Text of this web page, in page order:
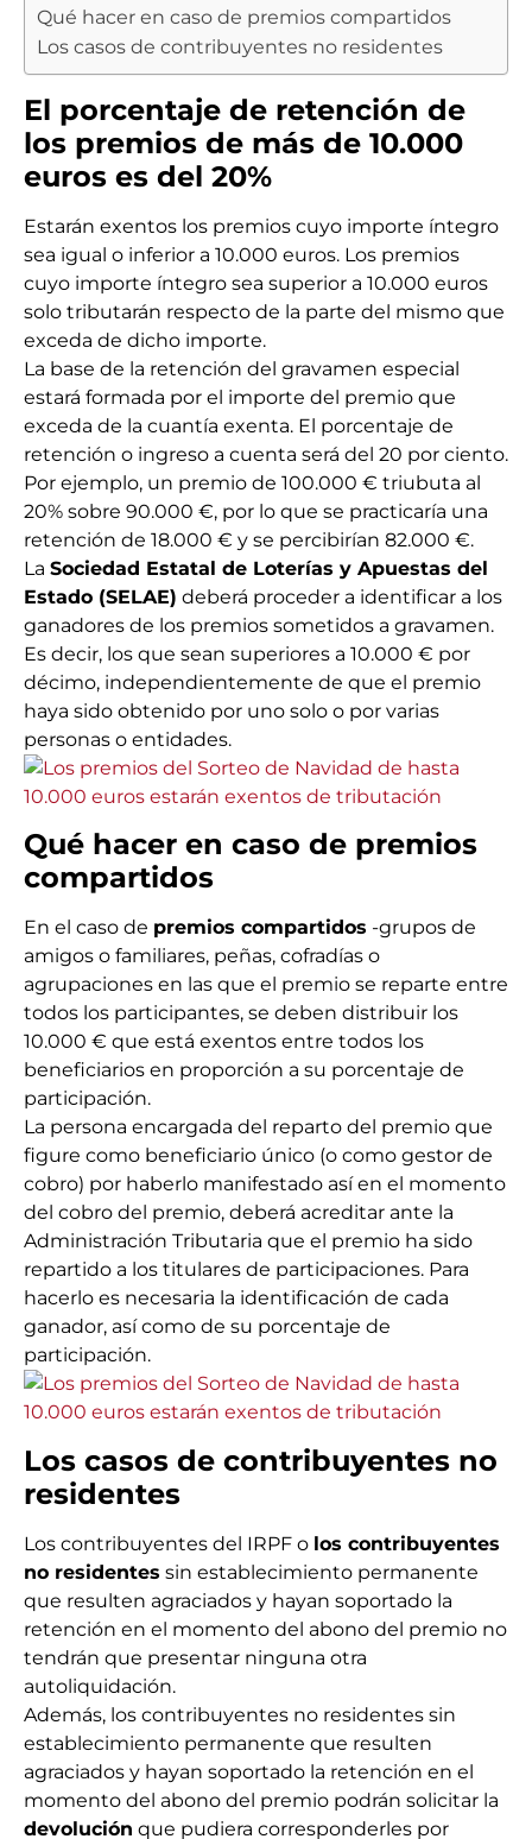
Qué hacer en caso de premios compartidos
Los casos de contribuyentes no residentes
El porcentaje de retención de
los premios de más de 10.000
euros es del 20%
Estarán exentos los premios cuyo importe íntegro
sea igual o inferior a 10.000 euros. Los premios
cuyo importe íntegro sea superior a 10.000 euros
solo tributarán respecto de la parte del mismo que
exceda de dicho importe.
La base de la retención del gravamen especial
estará formada por el importe del premio que
exceda de la cuantía exenta. El porcentaje de
retención o ingreso a cuenta será del 20 por ciento.
Por ejemplo, un premio de 100.000 € triubuta al
20% sobre 90.000 €, por lo que se practicaría una
retención de 18.000 € y se percibirían 82.000 €.
La Sociedad Estatal de Loterías y Apuestas del
Estado (SELAE) deberá proceder a identificar a los
ganadores de los premios sometidos a gravamen.
Es decir, los que sean superiores a 10.000 € por
décimo, independientemente de que el premio
haya sido obtenido por uno solo o por varias
personas o entidades.
Qué hacer en caso de premios
compartidos
En el caso de premios compartidos -grupos de
amigos o familiares, peñas, cofradías o
agrupaciones en las que el premio se reparte entre
todos los participantes, se deben distribuir los
10.000 € que está exentos entre todos los
beneficiarios en proporción a su porcentaje de
participación.
La persona encargada del reparto del premio que
figure como beneficiario único (o como gestor de
cobro) por haberlo manifestado así en el momento
del cobro del premio, deberá acreditar ante la
Administración Tributaria que el premio ha sido
repartido a los titulares de participaciones. Para
hacerlo es necesaria la identificación de cada
ganador, así como de su porcentaje de
participación.
Los casos de contribuyentes no
residentes
Los contribuyentes del IRPF o los contribuyentes
no residentes sin establecimiento permanente
que resulten agraciados y hayan soportado la
retención en el momento del abono del premio no
tendrán que presentar ninguna otra
autoliquidación.
Además, los contribuyentes no residentes sin
establecimiento permanente que resulten
agraciados y hayan soportado la retención en el
momento del abono del premio podrán solicitar la
devolución que pudiera corresponderles por